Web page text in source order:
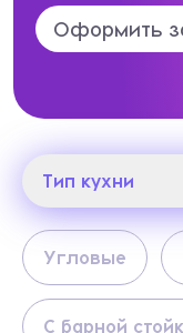
Оформить
Тип кухни
Тип кухни
Фасады
Угловые
С барной
Опишите ваши
Я даю
Я